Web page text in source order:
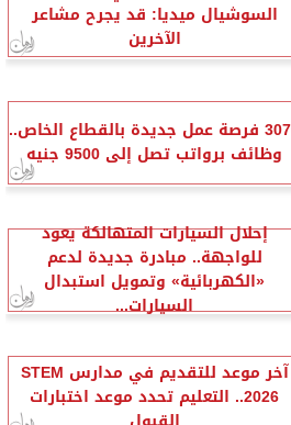
السوشيال ميديا: قد يجرح مشاعر
الآخرين
3070 فرصة عمل جديدة بالقطاع الخاص..
وظائف برواتب تصل إلى 9500 جنيه
إحلال السيارات المتهالكة يعود
للواجهة.. مبادرة جديدة لدعم
«الكهربائية» وتمويل استبدال
السيارات...
آخر موعد للتقديم في مدارس STEM
2026.. التعليم تحدد موعد اختبارات